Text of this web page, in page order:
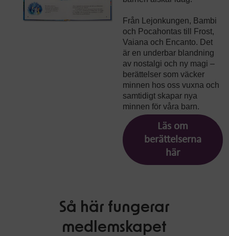
Från Lejonkungen, Bambi
och Pocahontas till Frost,
Vaiana och Encanto. Det
är en underbar blandning
av nostalgi och ny magi –
berättelser som väcker
minnen hos oss vuxna och
samtidigt skapar nya
minnen för våra barn.
Läs om
berättelserna
här
Så här fungerar
medlemskapet